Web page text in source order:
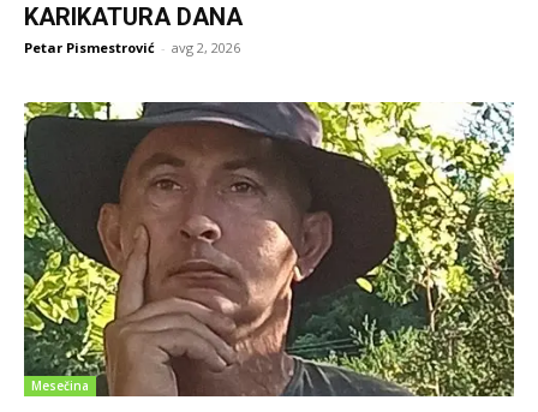
KARIKATURA DANA
Petar Pismestrović - avg 2, 2026
Mesečina